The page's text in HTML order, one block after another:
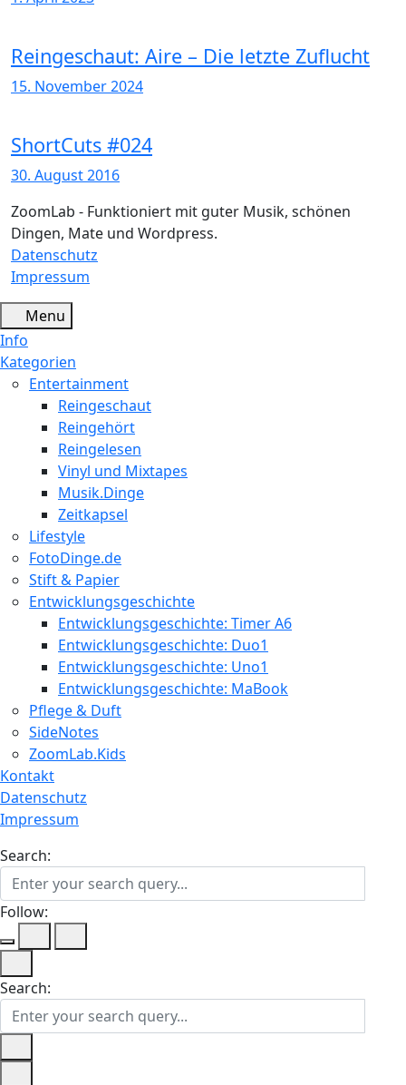
Reingeschaut: Aire – Die letzte Zuflucht
15. November 2024
ShortCuts #024
30. August 2016
ZoomLab - Funktioniert mit guter Musik, schönen
Dingen, Mate und Wordpress.
Datenschutz
Impressum
Menu
Info
Kategorien
Entertainment
Reingeschaut
Reingehört
Reingelesen
Vinyl und Mixtapes
Musik.Dinge
Zeitkapsel
Lifestyle
FotoDinge.de
Stift & Papier
Entwicklungsgeschichte
Entwicklungsgeschichte: Timer A6
Entwicklungsgeschichte: Duo1
Entwicklungsgeschichte: Uno1
Entwicklungsgeschichte: MaBook
Pflege & Duft
SideNotes
ZoomLab.Kids
Kontakt
Datenschutz
Impressum
Search:
Follow:
Search: